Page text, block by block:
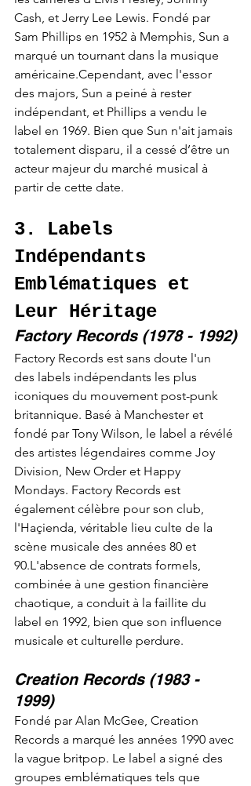
Cash, et Jerry Lee Lewis. Fondé par
Sam Phillips en 1952 à Memphis, Sun a
marqué un tournant dans la musique
américaine.Cependant, avec l'essor
des majors, Sun a peiné à rester
indépendant, et Phillips a vendu le
label en 1969. Bien que Sun n'ait jamais
totalement disparu, il a cessé d’être un
acteur majeur du marché musical à
partir de cette date.
3. Labels
Indépendants
Emblématiques et
Leur Héritage
Factory Records (1978 - 1992)
Factory Records est sans doute l'un
des labels indépendants les plus
iconiques du mouvement post-punk
britannique. Basé à Manchester et
fondé par Tony Wilson, le label a révélé
des artistes légendaires comme Joy
Division, New Order et Happy
Mondays. Factory Records est
également célèbre pour son club,
l'Haçienda, véritable lieu culte de la
scène musicale des années 80 et
90.L'absence de contrats formels,
combinée à une gestion financière
chaotique, a conduit à la faillite du
label en 1992, bien que son influence
musicale et culturelle perdure.
Creation Records (1983 -
1999)
Fondé par Alan McGee, Creation
Records a marqué les années 1990 avec
la vague britpop. Le label a signé des
groupes emblématiques tels que